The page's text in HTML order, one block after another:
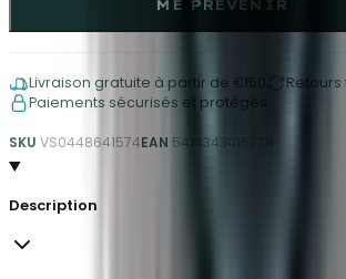
ME PRÉVENIR
Livraison gratuite à partir de €150
Retours
Paiements sécurisés et protégés
SKU VS0448641574EAN 5414343015778
Description